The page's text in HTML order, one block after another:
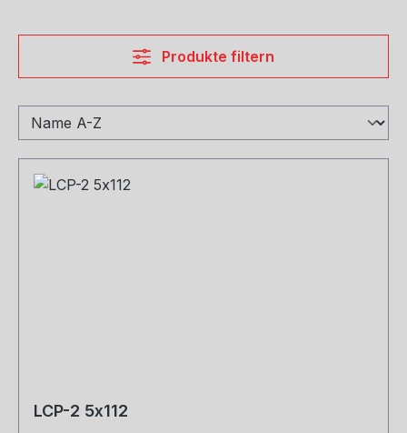
Produkte filtern
LCP-2 5x112